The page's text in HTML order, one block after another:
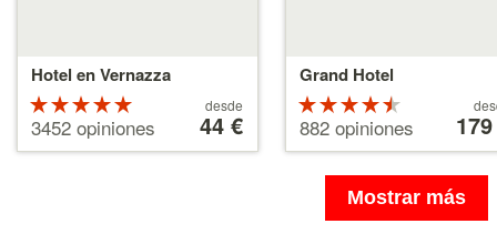
Hotel en Vernazza
Valoración
de 5
estrellas
3452 opiniones
44 €
desde
44 €
Grand Hotel
de 4.5
estrellas
882 opiniones partir
179 €
Mostrar más